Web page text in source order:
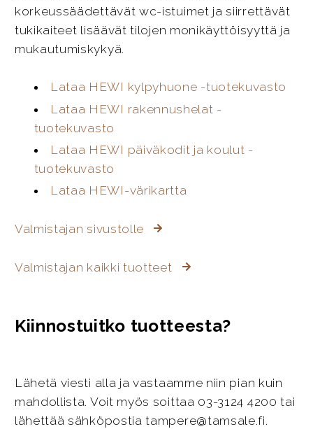
korkeussäädettävät wc-istuimet ja siirrettävät
tukikaiteet lisäävät tilojen monikäyttöisyyttä ja
mukautumiskykyä.
Lataa HEWI kylpyhuone -tuotekuvasto
Lataa HEWI rakennushelat -
tuotekuvasto
Lataa HEWI päiväkodit ja koulut -
tuotekuvasto
Lataa HEWI-värikartta
Valmistajan sivustolle
Valmistajan kaikki tuotteet
Kiinnostuitko tuotteesta?
Lähetä viesti alla ja vastaamme niin pian kuin
mahdollista. Voit myös soittaa 03-3124 4200 tai
lähettää sähköpostia tampere@tamsale.fi.